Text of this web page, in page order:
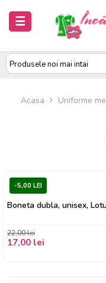
Toggle
navigation
☰
Acasa Uniforme
Produsele noi mai intai
-5,00 LEI
Boneta dubla, unisex,
22,00 lei
17,00 lei
Inchide
Acasa
medicali
Inchide
Acasa
medicali